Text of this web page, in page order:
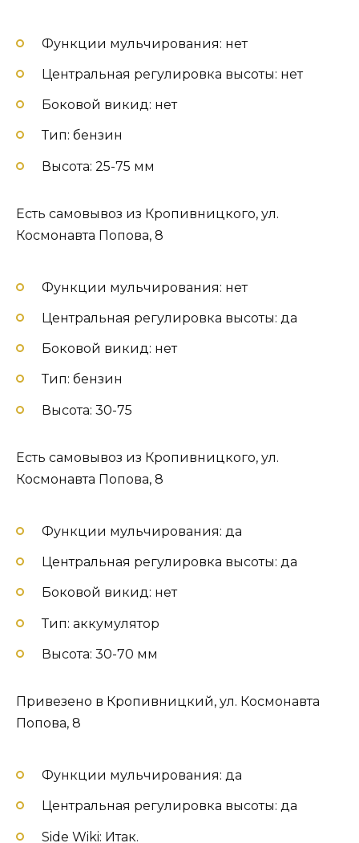
Функции мульчирования: нет
Центральная регулировка высоты: нет
Боковой викид: нет
Тип: бензин
Высота: 25-75 мм
Есть самовывоз из Кропивницкого, ул.
Космонавта Попова, 8
Функции мульчирования: нет
Центральная регулировка высоты: да
Боковой викид: нет
Тип: бензин
Высота: 30-75
Есть самовывоз из Кропивницкого, ул.
Космонавта Попова, 8
Функции мульчирования: да
Центральная регулировка высоты: да
Боковой викид: нет
Тип: аккумулятор
Высота: 30-70 мм
Привезено в Кропивницкий, ул. Космонавта
Попова, 8
Функции мульчирования: да
Центральная регулировка высоты: да
Side Wiki: Итак.